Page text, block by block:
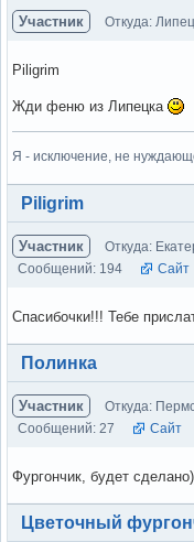
Участник Откуда:
Piligrim
Жди феню из Липецка
Я - исключение, не
Вне форума
Piligrim
Участник Откуда:
Сообщений: 194
Сайт
Спасибочки!!! Тебе
Вне форума
Полинка
Участник Откуда:
Сообщений: 27
Сайт
Фургончик, будет
Вне форума
Цветочный